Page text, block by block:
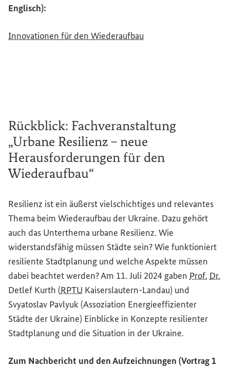
Englisch):
Innovationen für den Wiederaufbau
Rückblick: Fachveranstaltung
„Urbane Resilienz – neue
Herausforderungen für den
Wiederaufbau“
Resilienz ist ein äußerst vielschichtiges und relevantes
Thema beim Wiederaufbau der Ukraine. Dazu gehört
auch das Unterthema urbane Resilienz. Wie
widerstandsfähig müssen Städte sein? Wie funktioniert
resiliente Stadtplanung und welche Aspekte müssen
dabei beachtet werden? Am 11. Juli 2024 gaben Prof. Dr.
Detlef Kurth (RPTU Kaiserslautern-Landau) und
Svyatoslav Pavlyuk (Assoziation Energieeffizienter
Städte der Ukraine) Einblicke in Konzepte resilienter
Stadtplanung und die Situation in der Ukraine.
Zum Nachbericht und den Aufzeichnungen (Vortrag 1